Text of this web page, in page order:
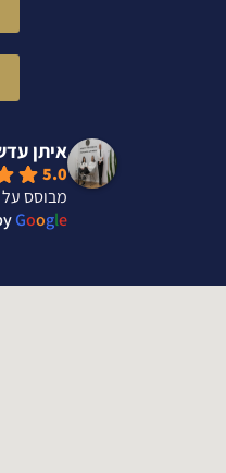
איתן
5.0
מבוסס על 36 ביקורות
Google